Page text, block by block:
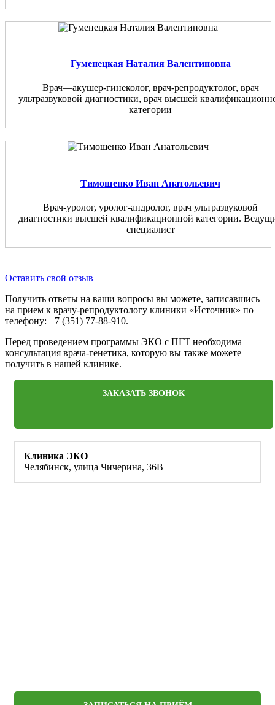
Гуменецкая Наталия Валентиновна
Врач—акушер-гинеколог, врач-репродуктолог, врач
ультразвуковой диагностики, врач высшей
категории
Тимошенко Иван Анатольевич
Врач-уролог, уролог-андролог, врач ультразвуковой
диагностики высшей квалификационной категории.
специалист
Оставить свой отзыв
Получить ответы на ваши вопросы вы можете, записавшись
на прием к врачу-репродуктологу клиники «Источник» по
телефону: +7 (351) 77-88-910.
Перед проведением программы ЭКО с ПГТ необходима
консультация врача-генетика, которую вы также можете
получить в нашей клинике.
ЗАКАЗАТЬ ЗВОНОК
Клиника ЭКО
Челябинск, улица Чичерина, 36В